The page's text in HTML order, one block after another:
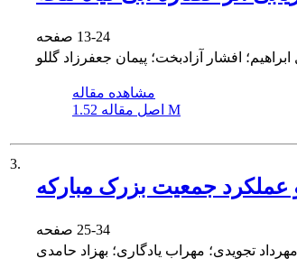
13-24
افشار آزادبخت؛ پیمان جعفرزاد گللو
مشاهده مقاله
اصل مقاله 1.52 M
3.
عملکرد جمعیت بزرک مبارکه
25-34
مهرداد تجویدی؛ مهراب یادگاری؛ بهزاد حامدی